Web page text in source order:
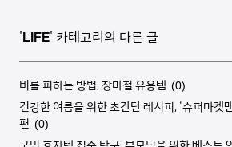
'LIFE' 카테고리의 다른 글
비를 피하는 방법, 장마철 유용템 (0)
건강한 여름을 위한 초간단 레시피, '슈퍼마켓
편 (0)